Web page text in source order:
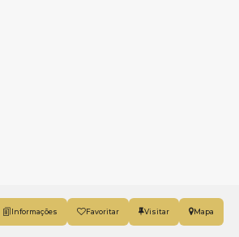
Favoritar Mapa